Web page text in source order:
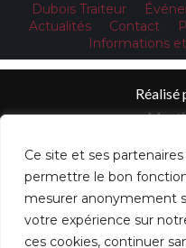
Ce site et ses
permettre le bon
mesurer anonymement
votre expérience sur
ces cookies, continuer
Dubois Traiteur
Actualités
Contact
Informations
Réalisé